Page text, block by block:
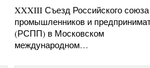
XXXIII Съезд Российского союза
промышленников и
(РСПП) в Московском
международном…